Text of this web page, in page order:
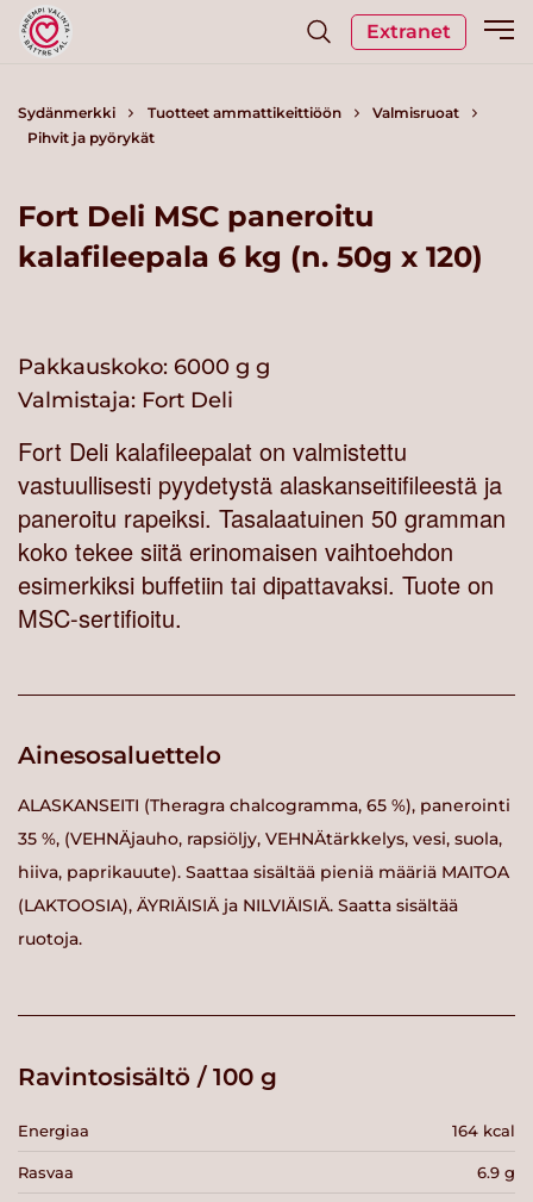
Extranet
Sydänmerkki Tuotteet ammattikeittiöön
Valmisruoat
Pihvit ja pyörykät
Fort Deli MSC paneroitu
kalafileepala 6 kg (n. 50g x 120)
Pakkauskoko: 6000 g g
Valmistaja: Fort Deli
Fort Deli kalafileepalat on valmistettu
vastuullisesti pyydetystä alaskanseitifileestä ja
paneroitu rapeiksi. Tasalaatuinen 50 gramman
koko tekee siitä erinomaisen vaihtoehdon
esimerkiksi buffetiin tai dipattavaksi. Tuote on
MSC-sertifioitu.
Ainesosaluettelo
ALASKANSEITI (Theragra chalcogramma, 65 %), panerointi
35 %, (VEHNÄjauho, rapsiöljy, VEHNÄtärkkelys, vesi, suola,
hiiva, paprikauute). Saattaa sisältää pieniä määriä MAITOA
(LAKTOOSIA), ÄYRIÄISIÄ ja NILVIÄISIÄ. Saatta sisältää
ruotoja.
Ravintosisältö / 100 g
Energiaa 164 kcal
Rasvaa 6.9 g